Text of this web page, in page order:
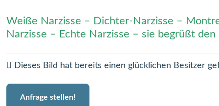
Weiße Narzisse – Dichter-Narzisse –
Narzisse – Echte Narzisse – sie begrüßt den
Dieses Bild hat bereits einen glücklichen Besitzer
Anfrage stellen!